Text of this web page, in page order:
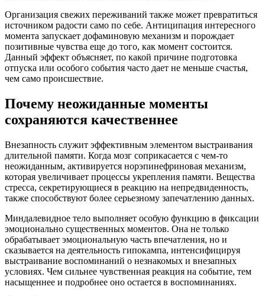
Организация свежих переживаний также может превратиться
источником радости само по себе. Антиципация интересного
момента запускает дофаминовую механизм и порождает
позитивные чувства еще до того, как момент состоится.
Данный эффект объясняет, по какой причине подготовка
отпуска или особого события часто дает не меньше счастья,
чем само происшествие.
Почему неожиданные моменты
сохраняются качественнее
Внезапность служит эффективным элементом выстраивания
длительной памяти. Когда мозг соприкасается с чем-то
неожиданным, активируется норэпинефриновая механизм,
которая увеличивает процессы укрепления памяти. Вещества
стресса, секретирующиеся в реакцию на непредвиденность,
также способствуют более серьезному запечатлению данных.
Миндалевидное тело выполняет особую функцию в фиксации
эмоционально существенных моментов. Она не только
обрабатывает эмоциональную часть впечатления, но и
сказывается на деятельность гипокампа, интенсифицируя
выстраивание воспоминаний о незнакомых и внезапных
условиях. Чем сильнее чувственная реакция на событие, тем
насыщеннее и подробнее оно остается в воспоминаниях.